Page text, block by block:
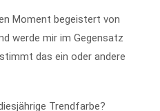
Moment begeistert von
werde mir im Gegensatz
das ein oder andere
Trendfarbe?